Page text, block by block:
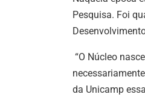
Pesquisa. Foi
“O Núcleo
da Unicamp